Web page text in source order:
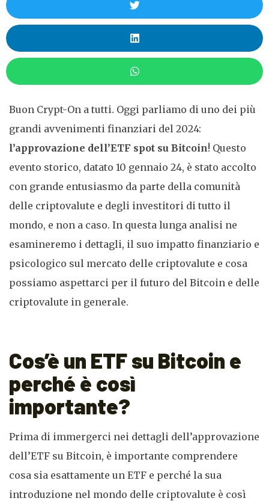
Buon Crypt-On a tutti. Oggi parliamo di uno dei più
grandi avvenimenti finanziari del 2024:
l’approvazione dell’ETF spot su Bitcoin! Questo
evento storico, datato 10 gennaio 24, è stato accolto
con grande entusiasmo da parte della comunità
delle criptovalute e degli investitori di tutto il
mondo, e non a caso. In questa lunga analisi ne
esamineremo i dettagli, il suo impatto finanziario e
psicologico sul mercato delle criptovalute e cosa
possiamo aspettarci per il futuro del Bitcoin e delle
criptovalute in generale.
Cos’è un ETF su Bitcoin e
perché è così
importante?
Prima di immergerci nei dettagli dell’approvazione
dell’ETF su Bitcoin, è importante comprendere
cosa sia esattamente un ETF e perché la sua
introduzione nel mondo delle criptovalute è così